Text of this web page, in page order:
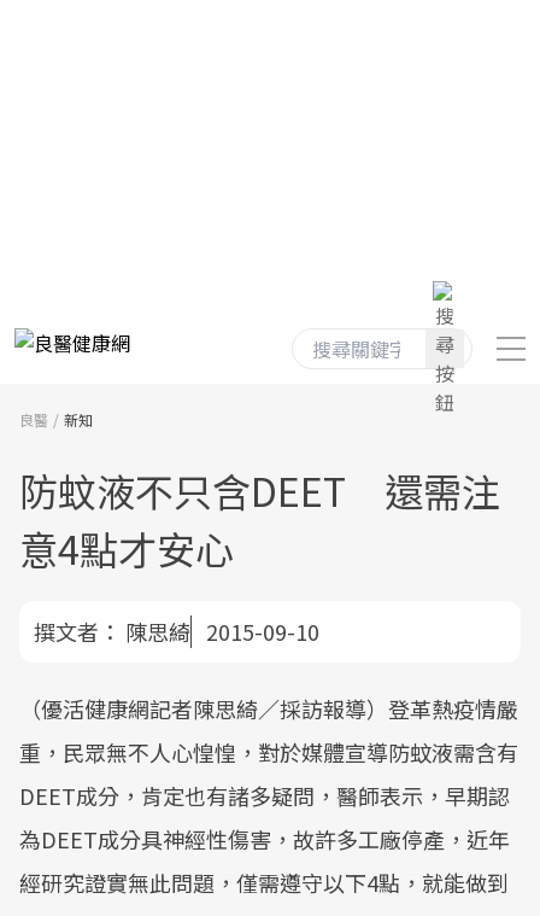
良醫 新知
防蚊液不只含DEET 還需注
意4點才安心
撰文者： 陳思綺 2015-09-10
（優活健康網記者陳思綺／採訪報導）登革熱疫情嚴
重，民眾無不人心惶惶，對於媒體宣導防蚊液需含有
DEET成分，肯定也有諸多疑問，醫師表示，早期認
為DEET成分具神經性傷害，故許多工廠停產，近年
經研究證實無此問題，僅需遵守以下4點，就能做到